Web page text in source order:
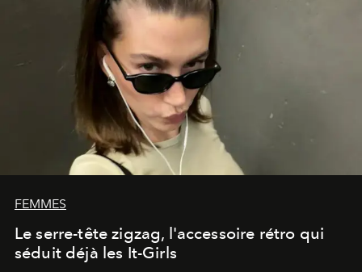
FEMMES
Le serre-tête zigzag, l'accessoire rétro qui
séduit déjà les It-Girls